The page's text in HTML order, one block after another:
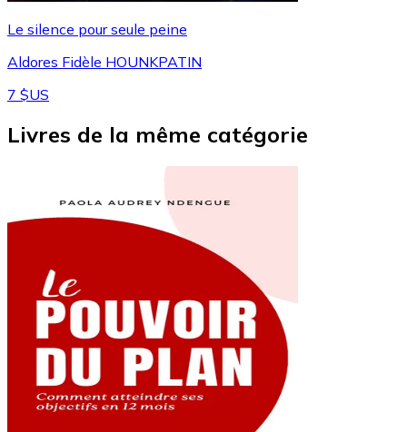
Le silence pour seule peine
Aldores Fidèle HOUNKPATIN
7 $US
Livres de la même catégorie